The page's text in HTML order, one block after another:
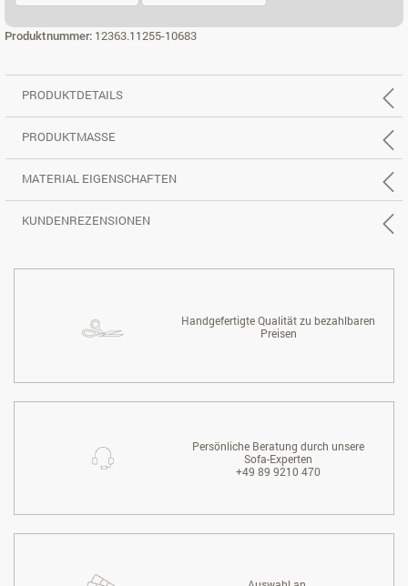
Produktnummer: 12363.11255-10683
PRODUKTDETAILS
PRODUKTMASSE
MATERIAL EIGENSCHAFTEN
KUNDENREZENSIONEN
Handgefertigte Qualität zu bezahlbaren
Preisen
Persönliche Beratung durch unsere
Sofa-Experten
+49 89 9210 470